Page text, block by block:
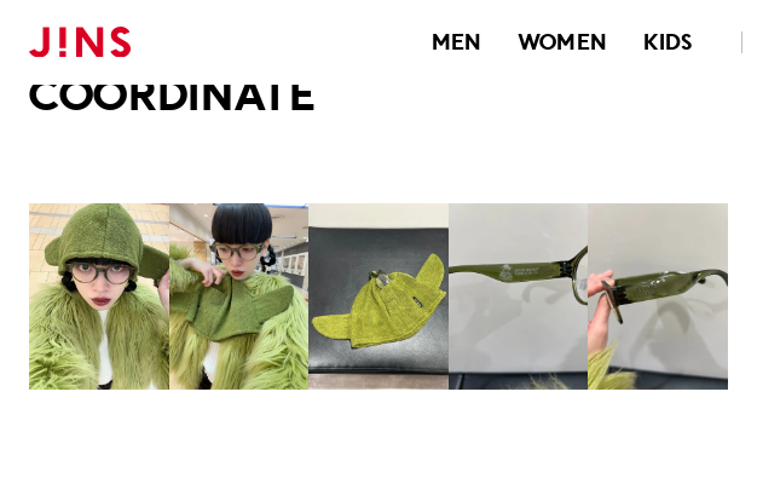
MEN WOMEN KIDS
メガネのJINS TOP
COORDINATE